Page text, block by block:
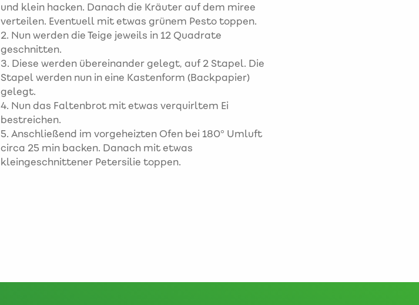
und klein hacken. Danach die Kräuter auf dem miree
verteilen. Eventuell mit etwas grünem Pesto toppen.
2. Nun werden die Teige jeweils in 12 Quadrate
geschnitten.
3. Diese werden übereinander gelegt, auf 2 Stapel. Die
Stapel werden nun in eine Kastenform (Backpapier)
gelegt.
4. Nun das Faltenbrot mit etwas verquirltem Ei
bestreichen.
5. Anschließend im vorgeheizten Ofen bei 180° Umluft
circa 25 min backen. Danach mit etwas
kleingeschnittener Petersilie toppen.